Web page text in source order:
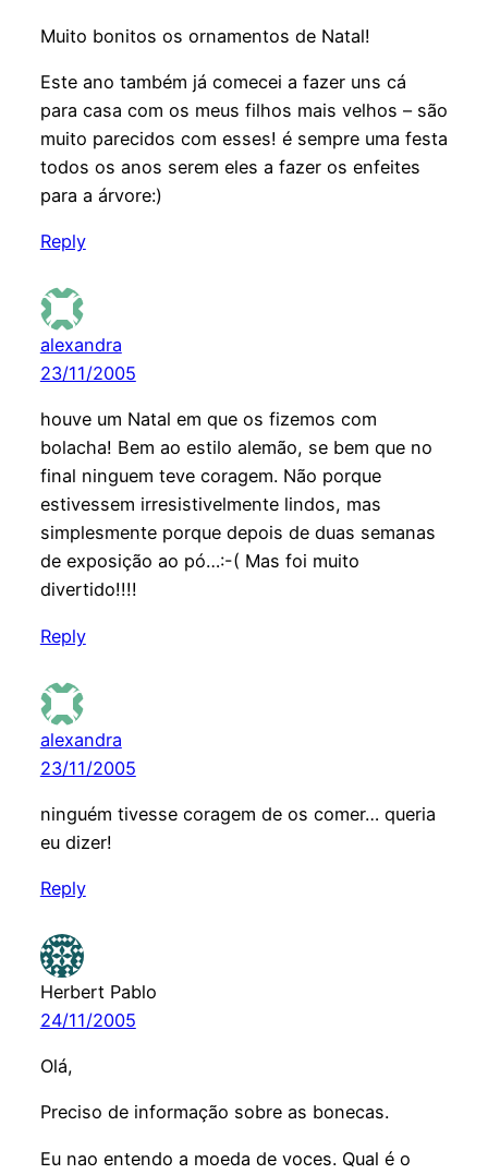
Muito bonitos os ornamentos de Natal!
Este ano também já comecei a fazer uns cá
para casa com os meus filhos mais velhos – são
muito parecidos com esses! é sempre uma festa
todos os anos serem eles a fazer os enfeites
para a árvore:)
Reply
alexandra
23/11/2005
houve um Natal em que os fizemos com
bolacha! Bem ao estilo alemão, se bem que no
final ninguem teve coragem. Não porque
estivessem irresistivelmente lindos, mas
simplesmente porque depois de duas semanas
de exposição ao pó…:-( Mas foi muito
divertido!!!!
Reply
alexandra
23/11/2005
ninguém tivesse coragem de os comer… queria
eu dizer!
Reply
Herbert Pablo
24/11/2005
Olá,
Preciso de informação sobre as bonecas.
Eu nao entendo a moeda de voces. Qual é o